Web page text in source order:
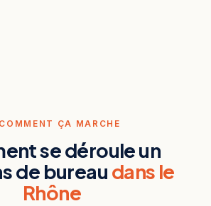
COMMENT ÇA MARCHE
se déroule un
de bureau dans le
Rhône